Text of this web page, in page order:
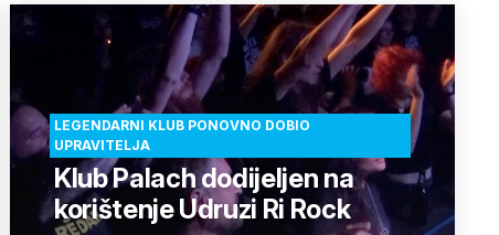
LEGENDARNI KLUB PONOVNO DOBIO
UPRAVITELJA
Klub Palach dodijeljen na
korištenje Udruzi Ri Rock